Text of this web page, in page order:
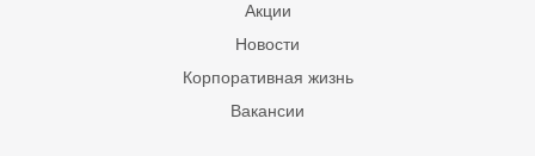
Акции
Новости
Корпоративная жизнь
Вакансии